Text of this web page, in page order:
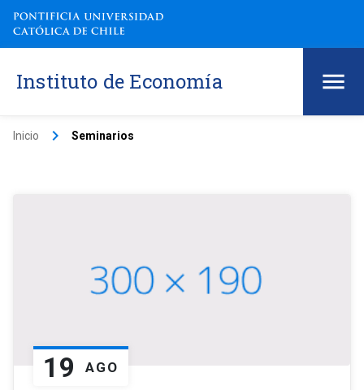
Instituto de Economía
Inicio keyboard_arrow_right Seminarios
19 AGO